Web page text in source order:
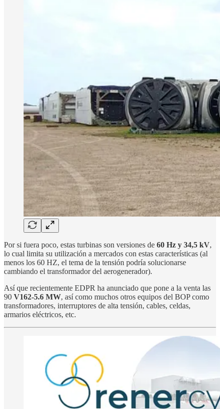
Por si fuera poco, estas turbinas son versiones de 60 Hz y 34,5 kV,
lo cual limita su utilización a mercados con estas características (al
menos los 60 HZ, el tema de la tensión podría solucionarse
cambiando el transformador del aerogenerador).
Así que recientemente EDPR ha anunciado que pone a la venta las
90 V162-5.6 MW, así como muchos otros equipos del BOP como
transformadores, interruptores de alta tensión, cables, celdas,
armarios eléctricos, etc.